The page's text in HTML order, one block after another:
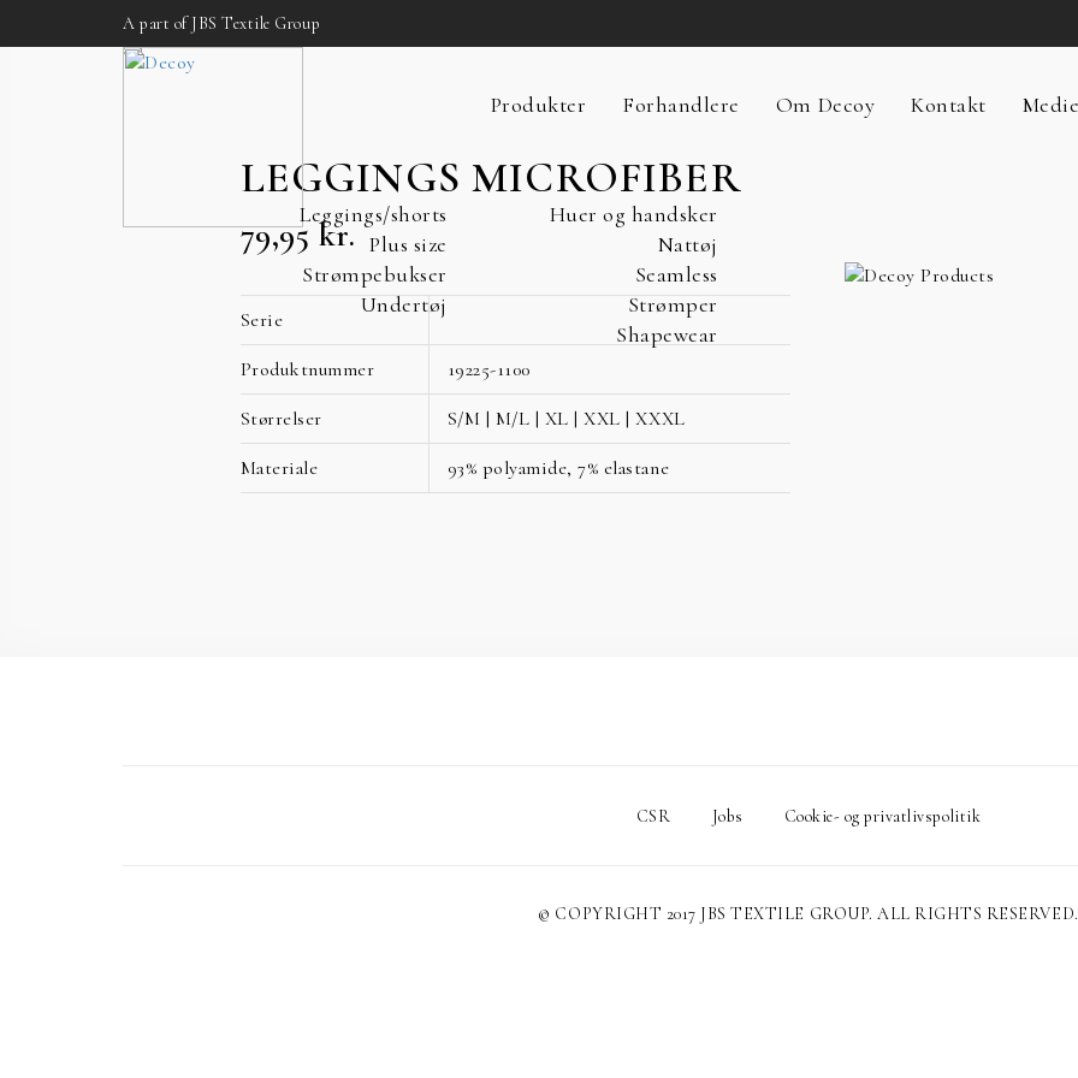
A part of JBS Textile Group
Produkter
Huer og handsker
Leggings/shorts
Nattøj
Plus size
Seamless
Strømpebukser
Strømper
Undertøj
Shapewear
Forhandlere Om Decoy Kontakt
LEGGINGS MICROFIBER
79,95kr.
Serie
Produktnummer 19225-1100
Størrelser S/M | M/L | XL | XXL | XXXL
Materiale 93% polyamide, 7% elastane
CSR Jobs Cookie- og privatlivspolitik
© COPYRIGHT 2017 JBS TEXTILE GROUP. ALL RIGHTS RESERVED.